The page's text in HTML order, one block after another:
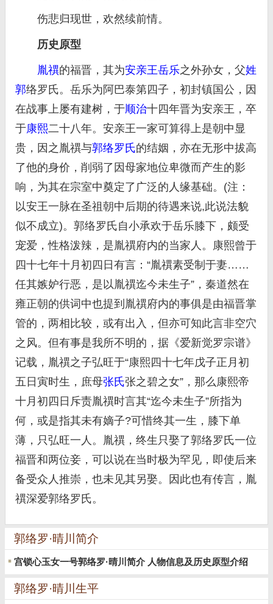
伤悲归现世，欢然续前情。
历史原型
胤禩的福晋，其为安亲王岳乐之外孙女，父姓
郭络罗氏。岳乐为阿巴泰第四子，初封镇国公，因
在战事上屡有建树，于顺治十四年晋为安亲王，卒
于康熙二十八年。安亲王一家可算得上是朝中显
贵，因之胤禩与郭络罗氏的结姻，亦在无形中拔高
了他的身价，削弱了因母家地位卑微而产生的影
响，为其在宗室中奠定了广泛的人缘基础。(注：
以安王一脉在圣祖朝中后期的待遇来说,此说法貌
似不成立)。郭络罗氏自小承欢于岳乐膝下，颇受
宠爱，性格泼辣，是胤禩府内的当家人。康熙曾于
四十七年十月初四日有言：“胤禩素受制于妻……
任其嫉妒行恶，是以胤禩迄今未生子”，秦道然在
雍正朝的供词中也提到胤禩府内的事俱是由福晋掌
管的，两相比较，或有出入，但亦可知此言非空穴
之风。但有事是我所不明的，据《爱新觉罗宗谱》
记载，胤禩之子弘旺于“康熙四十七年戊子正月初
五日寅时生，庶母张氏张之碧之女”，那么康熙帝
十月初四日斥责胤禩时言其“迄今未生子”所指为
何，或是指其未有嫡子?可惜终其一生，膝下单
薄，只弘旺一人。胤禩，终生只娶了郭络罗氏一位
福晋和两位妾，可以说在当时极为罕见，即使后来
备受众人推崇，也未见其另娶。因此也有传言，胤
禩深爱郭络罗氏。
郭络罗·晴川简介
宫锁心玉女一号郭络罗·晴川简介 人物信息及历史原型介绍
郭络罗·晴川生平